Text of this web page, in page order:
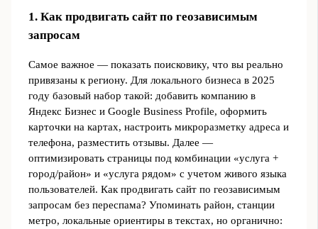
1. Как продвигать сайт по геозависимым
запросам
Самое важное — показать поисковику, что вы реально
привязаны к региону. Для локального бизнеса в 2025
году базовый набор такой: добавить компанию в
Яндекс Бизнес и Google Business Profile, оформить
карточки на картах, настроить микроразметку адреса и
телефона, разместить отзывы. Далее —
оптимизировать страницы под комбинации «услуга +
город/район» и «услуга рядом» с учетом живого языка
пользователей. Как продвигать сайт по геозависимым
запросам без переспама? Упоминать район, станции
метро, локальные ориентиры в текстах, но органично: